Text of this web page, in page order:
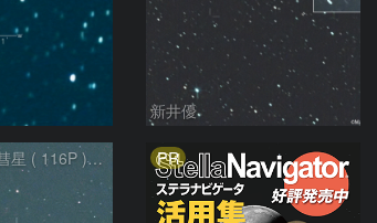
新井優
ヴィルト第４彗星 ( 116P )：2023/05/17 PR